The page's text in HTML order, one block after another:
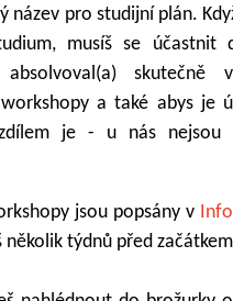
název pro studijní plán.
musíš se účastnit
skutečně
a také abys je
je - u nás nejsou
jsou popsány v
několik týdnů před